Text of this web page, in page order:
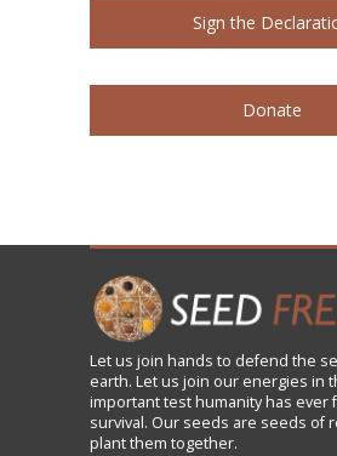
Sign the
Donate
Let us join hands to defend the
earth. Let us join our energies in
important test humanity has ever
survival. Our seeds are seeds of
plant them together.